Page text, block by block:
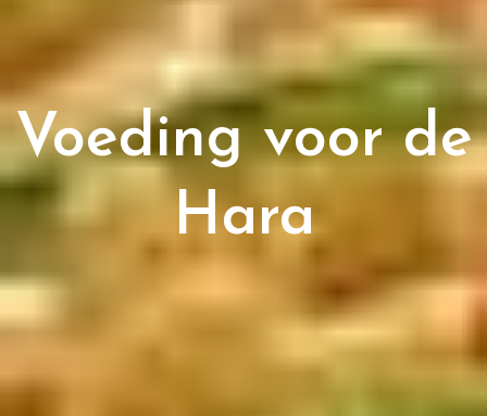
Voeding voor de
Hara